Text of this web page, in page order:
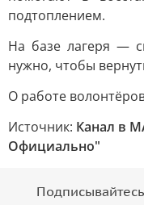
подтоплением.
На базе лагеря —
нужно, чтобы
О работе
Источник: Канал в
Официально"